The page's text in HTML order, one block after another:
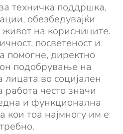
техничка поддршка,
обезбедувајќи
на корисниците.
посветеност и
помогне, директно
подобрување на
лицата во социјален
работа често значи
и функционална
кои тоа најмногу им е